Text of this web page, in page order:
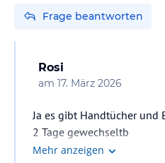
Frage beantworten
Rosi
am 17. März 2026
Ja es gibt Handtücher und
2 Tage gewechseltb
Mehr anzeigen